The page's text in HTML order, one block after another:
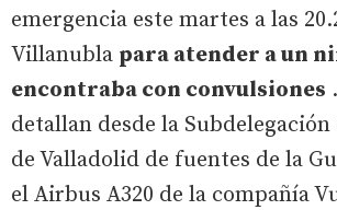
emergencia este martes a las
Villanubla para atender a un
encontraba con convulsiones
detallan desde la
de Valladolid de fuentes de la
el Airbus A320 de la compañía